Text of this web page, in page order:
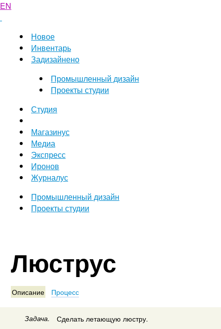
EN
Новое
Инвентарь
Задизайнено
Промышленный дизайн
Проекты студии
Студия
Магазинус
Медиа
Экспресс
Иронов
Журналус
Промышленный дизайн
Проекты студии
Люструс
Описание Процесс
Задача. Сделать летающую люстру.